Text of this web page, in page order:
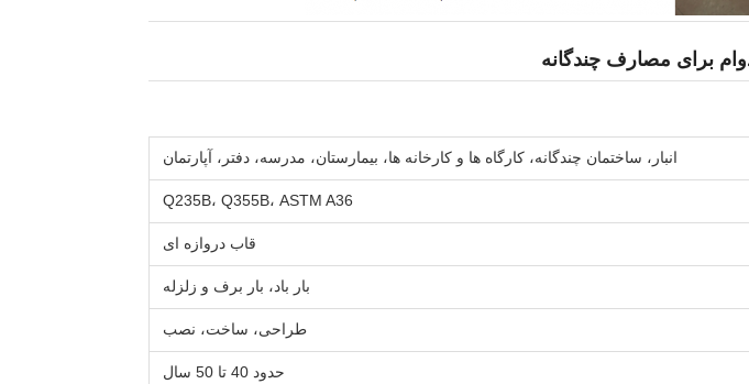
برای مصارف چندگانه
انبار، ساختمان چندگانه، کارگاه ها و کارخانه ها، بیمارستان، مدرسه، دفتر، آپارتمان
Q235B، Q355B، ASTM A36
قاب دروازه ای
بار باد، بار برف و زلزله
طراحی، ساخت، نصب
حدود 40 تا 50 سال